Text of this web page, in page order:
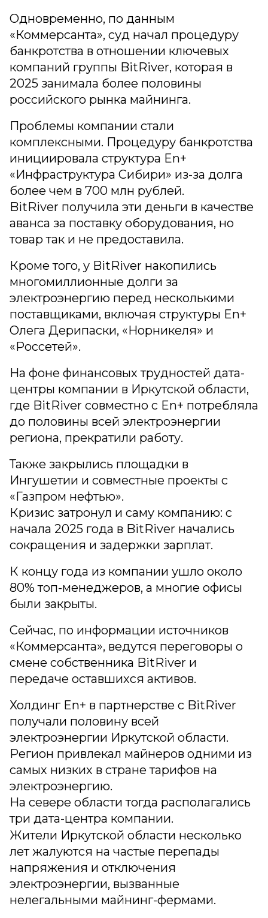
Одновременно, по данным
«Коммерсанта», суд начал процедуру
банкротства в отношении ключевых
компаний группы BitRiver, которая в
2025 занимала более половины
российского рынка майнинга.
Проблемы компании стали
комплексными. Процедуру банкротства
инициировала структура En+
«Инфраструктура Сибири» из-за долга
более чем в 700 млн рублей.
BitRiver получила эти деньги в качестве
аванса за поставку оборудования, но
товар так и не предоставила.
Кроме того, у BitRiver накопились
многомиллионные долги за
электроэнергию перед несколькими
поставщиками, включая структуры En+
Олега Дерипаски, «Норникеля» и
«Россетей».
На фоне финансовых трудностей дата-
центры компании в Иркутской области,
где BitRiver совместно с En+ потребляла
до половины всей электроэнергии
региона, прекратили работу.
Также закрылись площадки в
Ингушетии и совместные проекты с
«Газпром нефтью».
Кризис затронул и саму компанию: с
начала 2025 года в BitRiver начались
сокращения и задержки зарплат.
К концу года из компании ушло около
80% топ-менеджеров, а многие офисы
были закрыты.
Сейчас, по информации источников
«Коммерсанта», ведутся переговоры о
смене собственника BitRiver и
передаче оставшихся активов.
Холдинг En+ в партнерстве с BitRiver
получали половину всей
электроэнергии Иркутской области.
Регион привлекал майнеров одними из
самых низких в стране тарифов на
электроэнергию.
На севере области тогда располагались
три дата-центра компании.
Жители Иркутской области несколько
лет жалуются на частые перепады
напряжения и отключения
электроэнергии, вызванные
нелегальными майнинг-фермами.